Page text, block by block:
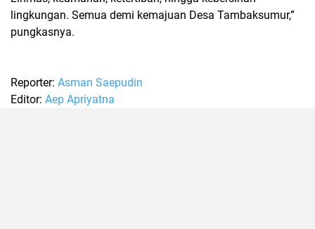
lingkungan. Semua demi kemajuan Desa Tambaksumur,”
pungkasnya.
Reporter: Asman Saepudin
Editor: Aep Apriyatna